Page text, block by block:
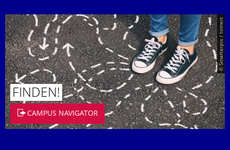
© Smarterpix / tomert
FINDEN!
CAMPUS NAVIGATOR